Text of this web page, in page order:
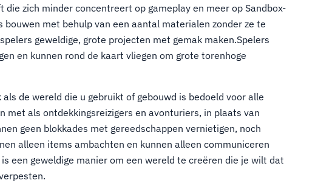
die zich minder concentreert op gameplay en meer op Sandbox-
met behulp van een aantal materialen zonder ze te
geweldige, grote projecten met gemak maken.Spelers
en kunnen rond de kaart vliegen om grote torenhoge
de wereld die u gebruikt of gebouwd is bedoeld voor alle
met als ontdekkingsreizigers en avonturiers, in plaats van
geen blokkades met gereedschappen vernietigen, noch
alleen items ambachten en kunnen alleen communiceren
een geweldige manier om een wereld te creëren die je wilt dat